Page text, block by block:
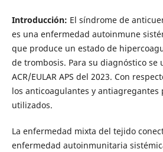
Introducción: El síndrome de
es una enfermedad autoinmune
que produce un estado de
de trombosis. Para su diagnóstico se
ACR/EULAR APS del 2023. Con
los anticoagulantes y antiagregantes
utilizados.
La enfermedad mixta del tejido
enfermedad autoinmunitaria